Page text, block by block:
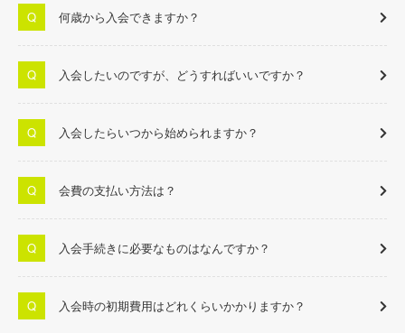
何歳から入会できますか？
入会したいのですが、どうすればいいですか？
入会したらいつから始められますか？
会費の支払い方法は？
入会手続きに必要なものはなんですか？
入会時の初期費用はどれくらいかかりますか？